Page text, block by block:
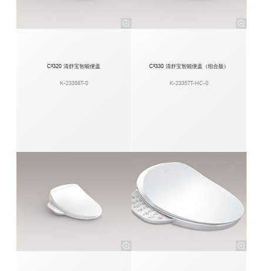
C³320 清舒宝智能便盖
K-23358T-0
C³330 清舒宝智能便盖（组合版）
K-23357T-HC-0